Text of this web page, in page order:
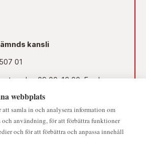
kansli
01
torsdag 09.00–16.00. Fredag
webbplats
samla in och analysera information om
och användning, för att förbättra funktioner
och för att förbättra och anpassa innehåll